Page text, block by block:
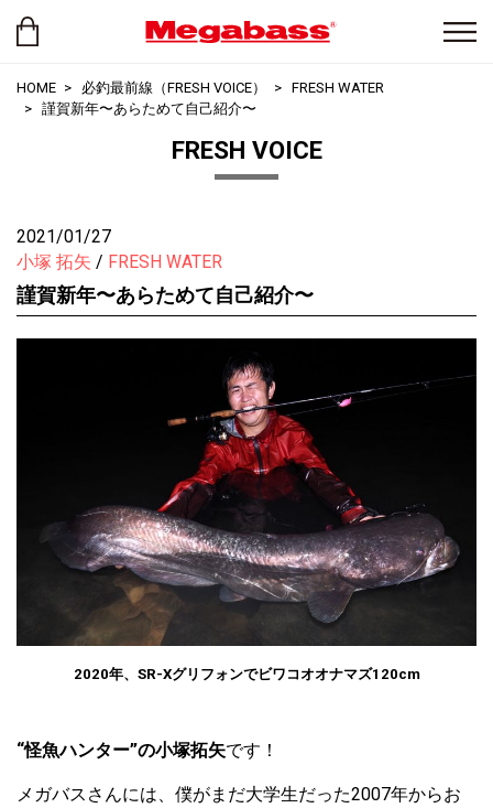
HOME 必釣最前線（FRESH VOICE）
FRESH WATER
謹賀新年〜あらためて自己紹介〜
FRESH VOICE
2021/01/27
小塚 拓矢
FRESH WATER
謹賀新年〜あらためて自己紹介〜
2020年、SR-Xグリフォンでビワコオオナマズ120cm
“怪魚ハンター”の小塚拓矢です！
メガバスさんには、僕がまだ大学生だった2007年からお